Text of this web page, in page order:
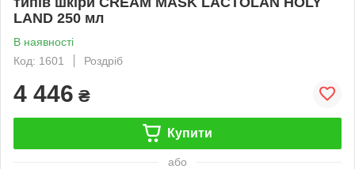
LAND 250 мл
В наявності
Код: 1601
Роздріб
4 446 ₴
Купити
або